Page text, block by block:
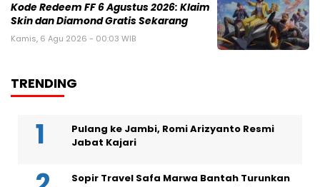
Kode Redeem FF 6 Agustus 2026: Klaim
Skin dan Diamond Gratis Sekarang
Kamis, 6 Agu 2026 - 00:03 WIB
TRENDING
Pulang ke Jambi, Romi Arizyanto Resmi
Jabat Kajari
Sopir Travel Safa Marwa Bantah Turunkan